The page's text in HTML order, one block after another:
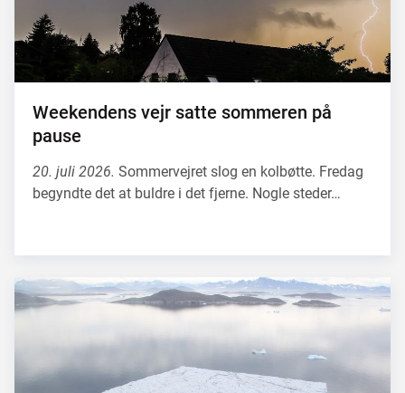
Weekendens vejr satte sommeren på
pause
20. juli 2026. Sommervejret slog en kolbøtte. Fredag
begyndte det at buldre i det fjerne. Nogle steder…